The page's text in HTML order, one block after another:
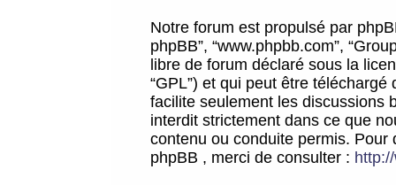
Notre forum est propulsé par
phpBB”, “www.phpbb.com”,
libre de forum déclaré sous la
“GPL”) et qui peut être téléchargé
facilite seulement les discussions
interdit strictement dans ce que
contenu ou conduite permis.
phpBB , merci de consulter :